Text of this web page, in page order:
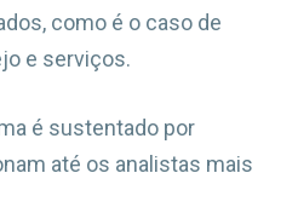
como é o caso de
e serviços.
é sustentado por
até os analistas mais